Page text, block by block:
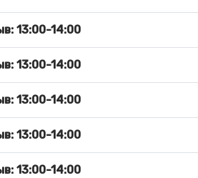
13:00-14:00
13:00-14:00
13:00-14:00
13:00-14:00
13:00-14:00